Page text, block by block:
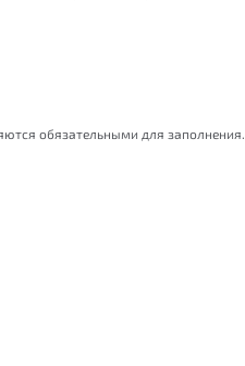
обязательными для заполнения.